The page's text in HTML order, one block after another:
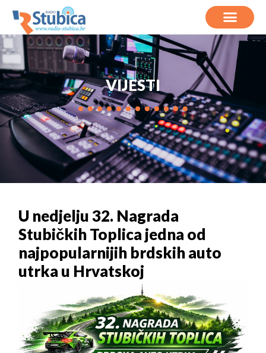
VIJESTI
U nedjelju 32. Nagrada
Stubičkih Toplica jedna od
najpopularnijih brdskih auto
utrka u Hrvatskoj